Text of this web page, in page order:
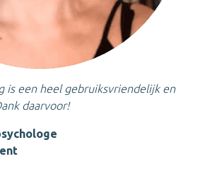
is een heel gebruiksvriendelijk en
daarvoor!